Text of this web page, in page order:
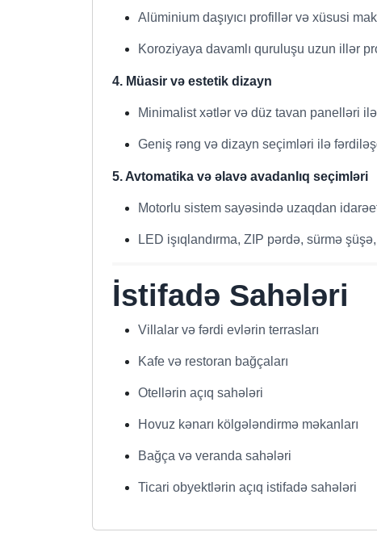
Alüminium daşıyıcı profillər və xüsusi
Koroziyaya davamlı quruluşu uzun illər
4. Müasir və estetik dizayn
Minimalist xətlər və düz tavan panelləri
Geniş rəng və dizayn seçimləri ilə
5. Avtomatika və əlavə avadanlıq seçimləri
Motorlu sistem sayəsində uzaqdan
LED işıqlandırma, ZIP pərdə, sürmə
İstifadə Sahələri
Villalar və fərdi evlərin terrasları
Kafe və restoran bağçaları
Otellərin açıq sahələri
Hovuz kənarı kölgələndirmə məkanları
Bağça və veranda sahələri
Ticari obyektlərin açıq istifadə sahələri